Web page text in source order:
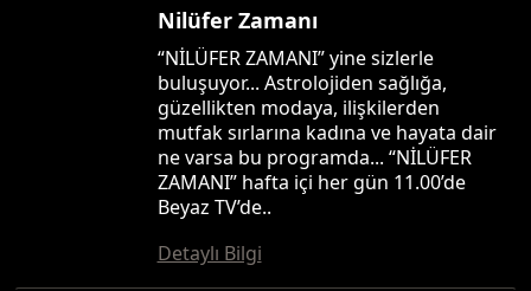
Nilüfer Zamanı
“NİLÜFER ZAMANI” yine sizlerle
buluşuyor... Astrolojiden sağlığa,
güzellikten modaya, ilişkilerden
mutfak sırlarına kadına ve hayata dair
ne varsa bu programda... “NİLÜFER
ZAMANI” hafta içi her gün 11.00’de
Beyaz TV’de..
Detaylı Bilgi